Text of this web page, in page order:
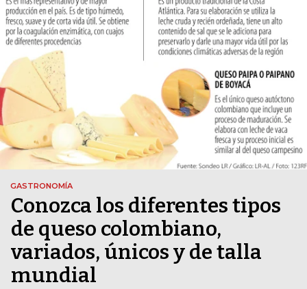
GASTRONOMÍA
Conozca los diferentes tipos
de queso colombiano,
variados, únicos y de talla
mundial